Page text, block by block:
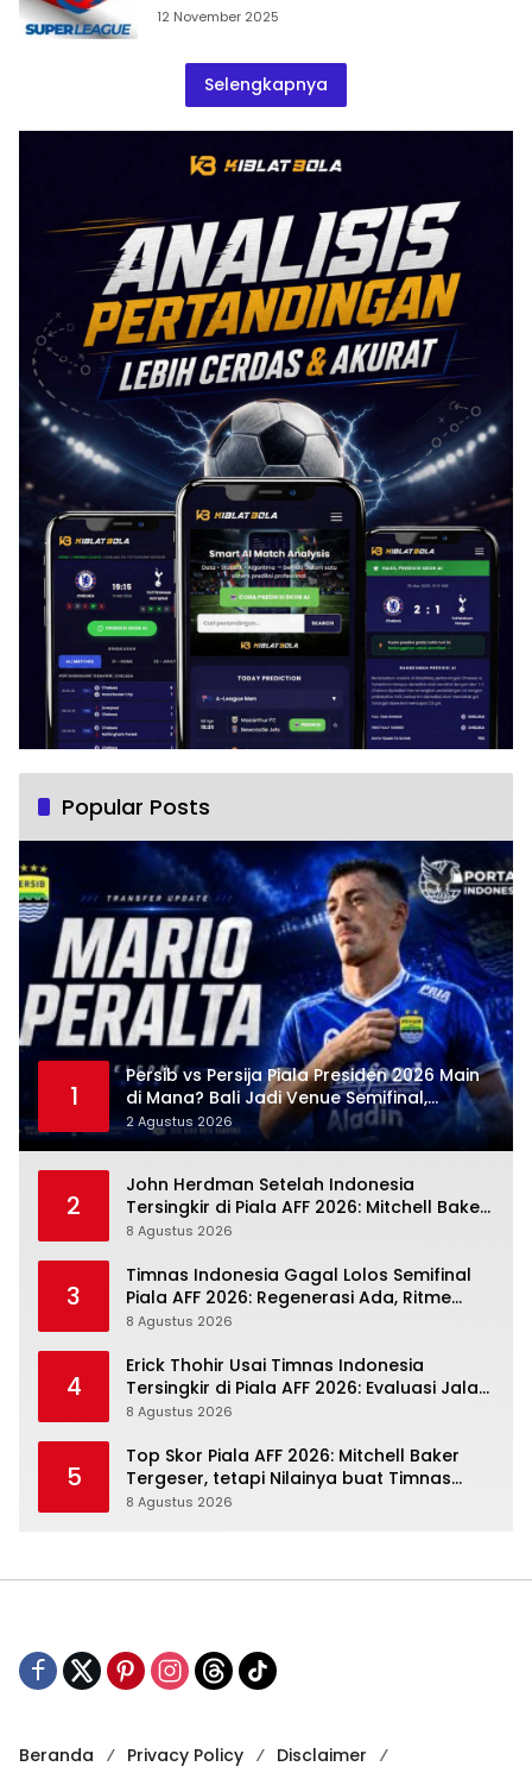
12 November 2025
Selengkapnya
Popular Posts
1
Persib vs Persija Piala Presiden 2026 Main
di Mana? Bali Jadi Venue Semifinal,
Ritmenya Beda
2 Agustus 2026
2
John Herdman Setelah Indonesia
Tersingkir di Piala AFF 2026: Mitchell Baker
Tumbuh, Adaptasi ASEAN Belum Tuntas
8 Agustus 2026
3
Timnas Indonesia Gagal Lolos Semifinal
Piala AFF 2026: Regenerasi Ada, Ritme
Kompetisi Masih Harus Mengejar
8 Agustus 2026
4
Erick Thohir Usai Timnas Indonesia
Tersingkir di Piala AFF 2026: Evaluasi Jalan,
Agenda Berikutnya Sudah Dekat
8 Agustus 2026
5
Top Skor Piala AFF 2026: Mitchell Baker
Tergeser, tetapi Nilainya buat Timnas
Indonesia Justru Naik
8 Agustus 2026
Beranda Privacy Policy
Disclaimer